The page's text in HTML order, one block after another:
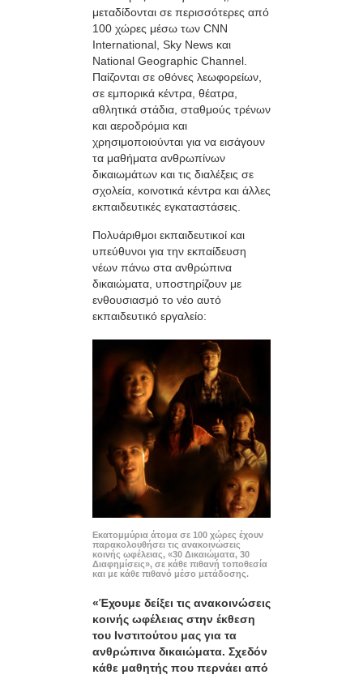
μεταδίδονται σε περισσότερες από
100 χώρες μέσω των CNN
International, Sky News και
National Geographic Channel.
Παίζονται σε οθόνες λεωφορείων,
σε εμπορικά κέντρα, θέατρα,
αθλητικά στάδια, σταθμούς τρένων
και αεροδρόμια και
χρησιμοποιούνται για να εισάγουν
τα μαθήματα ανθρωπίνων
δικαιωμάτων και τις διαλέξεις σε
σχολεία, κοινοτικά κέντρα και άλλες
εκπαιδευτικές εγκαταστάσεις.
Πολυάριθμοι εκπαιδευτικοί και
υπεύθυνοι για την εκπαίδευση
νέων πάνω στα ανθρώπινα
δικαιώματα, υποστηρίζουν με
ενθουσιασμό το νέο αυτό
εκπαιδευτικό εργαλείο:
Εκατομμύρια άτομα σε 100 χώρες έχουν
παρακολουθήσει τις ανακοινώσεις
κοινής ωφέλειας, «30 Δικαιώματα, 30
Διαφημίσεις», σε κάθε πιθανή τοποθεσία
και με κάθε πιθανό μέσο μετάδοσης.
«Έχουμε δείξει τις ανακοινώσεις
κοινής ωφέλειας στην έκθεση
του Ινστιτούτου μας για τα
ανθρώπινα δικαιώματα. Σχεδόν
κάθε μαθητής που περνάει από